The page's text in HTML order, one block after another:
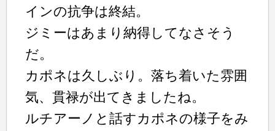
インの抗争は終結。
ジミーはあまり納得してなさそう
だ。
カポネは久しぶり。落ち着いた雰囲
気、貫禄が出てきましたね。
ルチアーノと話すカポネの様子をみ